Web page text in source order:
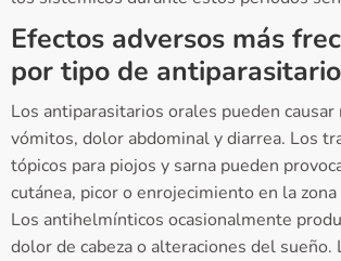
Efectos adversos más
por tipo de antiparasitario
Los antiparasitarios orales pueden causar
vómitos, dolor abdominal y diarrea. Los
tópicos para piojos y sarna pueden
cutánea, picor o enrojecimiento en la zona
Los antihelmínticos ocasionalmente
dolor de cabeza o alteraciones del sueño.